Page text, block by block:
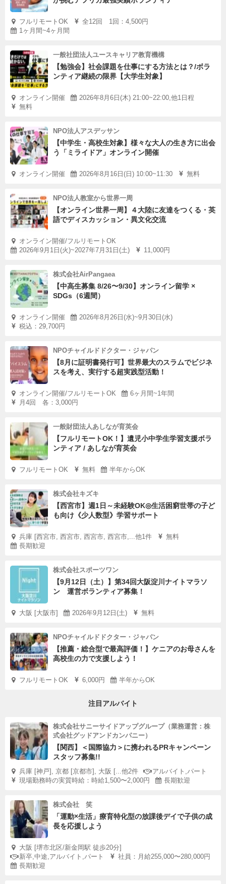
フルリモートOK
全12回 1回：4,500円
1ヶ月間~4ヶ月間
一般社団法人ユースキャリア教育機構
【勉強会】社会課題を仕事にする方法とは？/ボラ
ンティア継続の限界【大学生対象】
オンライン開催
2026年8月6日(木) 21:00~22:00,他1日程
無料
NPO法人アスデッサン
【中学生・高校生対象】様々な大人の生き方に出会
う「ミライドア」オンライン開催
オンライン開催 2026年8月16日(日) 10:00~11:30 無料
NPO法人教室から世界一周
【オンライン世界一周】４大陸に友達をつくる・英
語でディスカッション・異文化交流
オンライン開催/フルリモートOK
2026年9月1日(火)~2027年7月31日(土)
11,000円
株式会社AirPangaea
【中高生募集 8/26〜9/30】オンライン留学 ×
SDGs（6週間）
オンライン開催
2026年8月26日(水)~9月30日(水)
税込：29,700円
NPOチャイルドドクター・ジャパン
【8月に証明書発行可】世界最大のスラムでビジネ
スを考え、実行する超実践型活動！
オンライン開催/フルリモートOK
6ヶ月間~1年間
月4回 各：3,000円
一般財団法人あしなが育英会
【フルリモートOK！】遺児小中学生学習支援ボラ
ンティア / あしなが育英会
フルリモートOK 無料 半年からOK
株式会社キズキ
【西宮市】週1日～未経験OK◎生活困窮世帯の子ど
も向け《少人数型》学習サポート
兵庫 [西宮市, 西宮市, 西宮市, 西宮市,...他1件
無料
長期歓迎
株式会社スポーツワン
【9月12日（土）】第34回大阪淀川ナイトマラソ
ン 運営ボランティア募集！
大阪 [大阪市] 2026年9月12日(土) 無料
NPOチャイルドドクター・ジャパン
【推薦・総合型で最高評価！】ケニアのお母さんを
高校生の力で支援しよう！
フルリモートOK 6,000円 半年からOK
注目アルバイト
株式会社サニーサイドアップグループ（業務運営：株
式会社グッドアンドカンパニー）
【関西】＜国際協力＞に携われるPRキャンペーン
スタッフ募集!!
兵庫 [神戸], 京都 [京都市], 大阪 [...他2件
アルバイト,パート
現場勤務時の実質時給：時給1,500〜2,000円
長期歓迎
株式会社 笑
「運動×生活」療育特化型の放課後デイで子供の成
長を応援しよう
大阪 [堺市北区/新金岡駅 徒歩20分]
新卒,中途,アルバイト,パート
社員：月給255,000〜280,000円
長期歓迎